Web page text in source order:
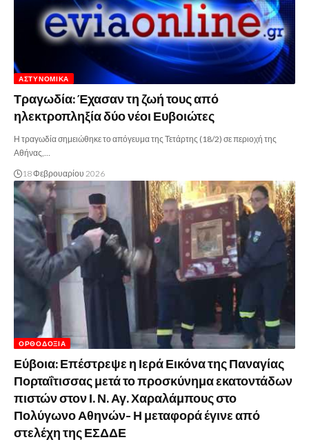
ΑΣΤΥΝΟΜΙΚΆ
Τραγωδία: Έχασαν τη ζωή τους από
ηλεκτροπληξία δύο νέοι Ευβοιώτες
Η τραγωδία σημειώθηκε το απόγευμα της Τετάρτης (18/2) σε περιοχή της
Αθήνας,…
18 Φεβρουαρίου 2026
ΟΡΘΟΔΟΞΊΑ
Εύβοια: Επέστρεψε η Ιερά Εικόνα της Παναγίας
Πορταΐτισσας μετά το προσκύνημα εκατοντάδων
πιστών στον Ι. Ν. Αγ. Χαραλάμπους στο
Πολύγωνο Αθηνών- Η μεταφορά έγινε από
στελέχη της ΕΣΔΔΕ